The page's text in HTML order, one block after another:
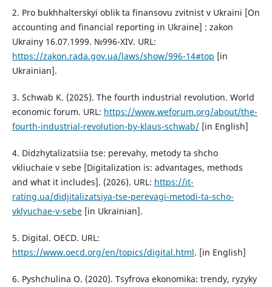
2. Pro bukhhalterskyi oblik ta finansovu zvitnist v Ukraini [On
accounting and financial reporting in Ukraine] : zakon
Ukrainy 16.07.1999. №996-XIV. URL:
https://zakon.rada.gov.ua/laws/show/996-14#top [in
Ukrainian].
3. Schwab K. (2025). The fourth industrial revolution. World
economic forum. URL: https://www.weforum.org/about/the-
fourth-industrial-revolution-by-klaus-schwab/[in English]
4. Didzhytalizatsiia tse: perevahy, metody ta shcho
vkliuchaie v sebe [Digitalization is: advantages, methods
and what it includes]. (2026). URL: https://it-
rating.ua/didjitalizatsiya-tse-perevagi-metodi-ta-scho-
vklyuchae-v-sebe[in Ukrainian].
5. Digital. OECD. URL:
https://www.oecd.org/en/topics/digital.html. [in English]
6. Pyshchulina O. (2020). Tsyfrova ekonomika: trendy, ryzyky